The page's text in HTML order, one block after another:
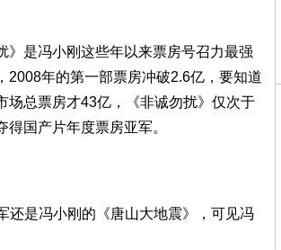
》是冯小刚这些年以来票房号召力最强
2008年的第一部票房冲破2.6亿，要知道
场总票房才43亿，《非诚勿扰》仅次于
得国产片年度票房亚军。
还是冯小刚的《唐山大地震》，可见冯